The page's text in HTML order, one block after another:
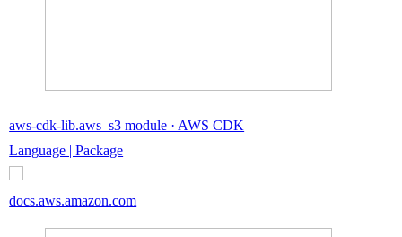
aws-cdk-lib.aws_s3 module · AWS CDK
Language | Package
docs.aws.amazon.com